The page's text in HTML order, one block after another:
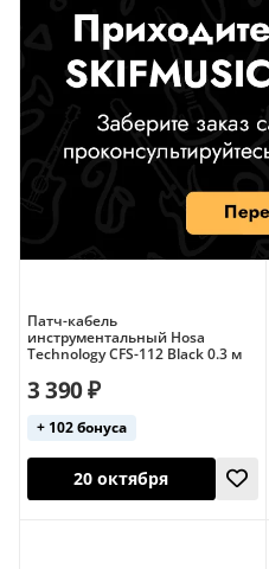
Патч-кабель
инструментальный Hosa
Technology CFS-112 Black 0.3 м
3 390 ₽
+ 102 бонуса